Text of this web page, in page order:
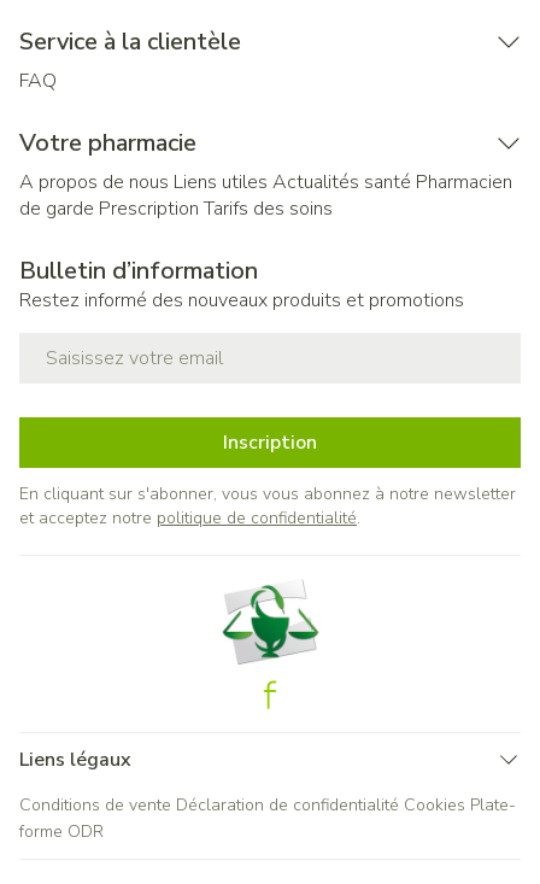
Service à la clientèle
FAQ
Votre pharmacie
A propos de nous Liens utiles Actualités santé Pharmacien
de garde Prescription Tarifs des soins
Bulletin d’information
Restez informé des nouveaux produits et promotions
Inscription
En cliquant sur s'abonner, vous vous abonnez à notre newsletter
et acceptez notre politique de confidentialité.
Liens légaux
Conditions de vente Déclaration de confidentialité Cookies Plate-
forme ODR